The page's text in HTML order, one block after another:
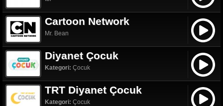
Cartoon Network
Mr. Bean
Diyanet Çocuk
Kategori: Çocuk
TRT Diyanet Çocuk
Kategori: Çocuk